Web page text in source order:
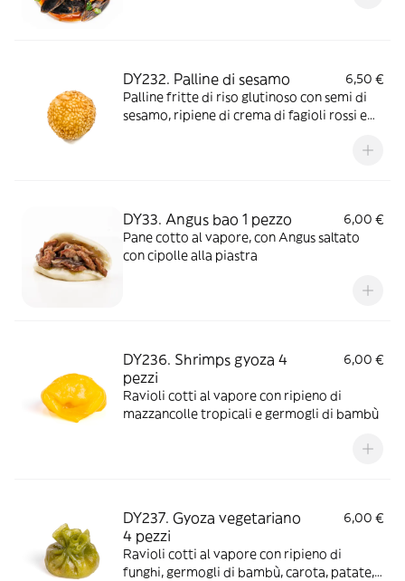
DY232. Palline di sesamo
6,50 €
Palline fritte di riso glutinoso con semi di
sesamo, ripiene di crema di fagioli rossi e
DY33. Angus bao 1 pezzo
6,00 €
Pane cotto al vapore, con Angus saltato
con cipolle alla piastra
DY236. Shrimps gyoza 4
pezzi
6,00 €
Ravioli cotti al vapore con ripieno di
mazzancolle tropicali e germogli di bambù
DY237. Gyoza vegetariano
4 pezzi
6,00 €
Ravioli cotti al vapore con ripieno di
funghi, germogli di bambù, carota, patate,